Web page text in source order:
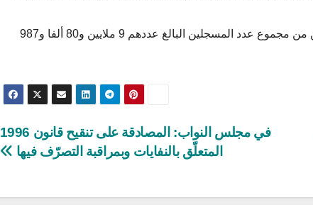
يذكر انّ العدد الجملي للمقترعين بلغ مليونا و59 ألفا و4 مقترعين من مجموع عدد المسجلين البالغ عددهم 9 ملايين و80 ألفا و987
في مجلس النواب: المصادقة على تنقيح قانون 1996
المتعلّق بالنفايات وبمراقبة التصرّف فيها